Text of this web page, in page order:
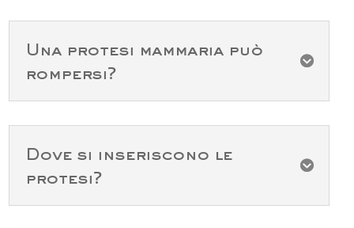

Una protesi mammaria può
rompersi?

Dove si inseriscono le
protesi?